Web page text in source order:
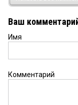
Юрий о
чего
Юрий
Татоян
Ваш
Имя
Комментарий